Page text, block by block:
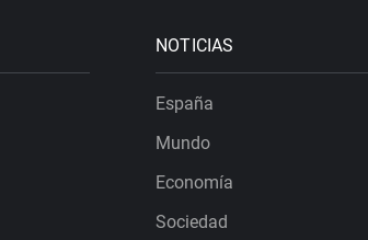
NOTICIAS
España
Mundo
Economía
Sociedad